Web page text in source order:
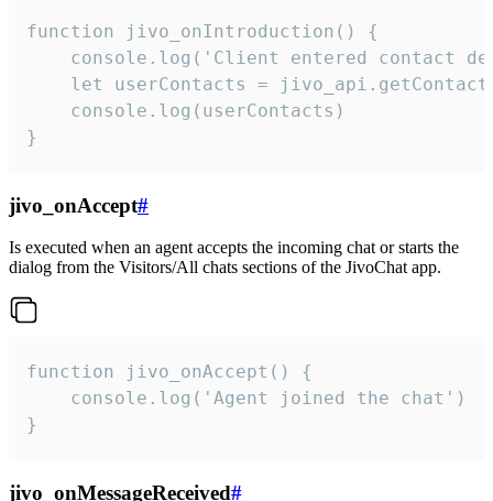
function jivo_onIntroduction() {
console.log('Client entered contact
let userContacts =
    console.log(userContacts)
}
jivo_onAccept#
Is executed when an agent accepts the incoming chat or starts the
dialog from the Visitors/All chats sections of the JivoChat app.
function jivo_onAccept() {
}
jivo_onMessageReceived#